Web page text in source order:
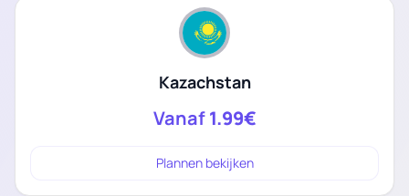
Kazachstan
Vanaf1.99€
Plannen bekijken